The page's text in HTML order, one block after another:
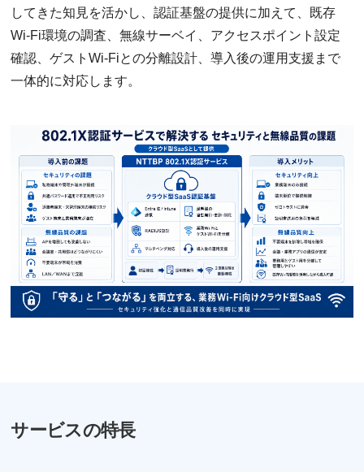
してきた知見を活かし、認証基盤の提供に加えて、既存
Wi-Fi環境の調査、無線サーベイ、アクセスポイント設定
確認、ゲストWi-Fiとの分離設計、導入後の運用支援まで
一体的に対応します。
サービスの特長